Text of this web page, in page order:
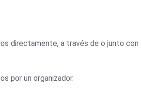
directamente, a través de o junto con
por un organizador.